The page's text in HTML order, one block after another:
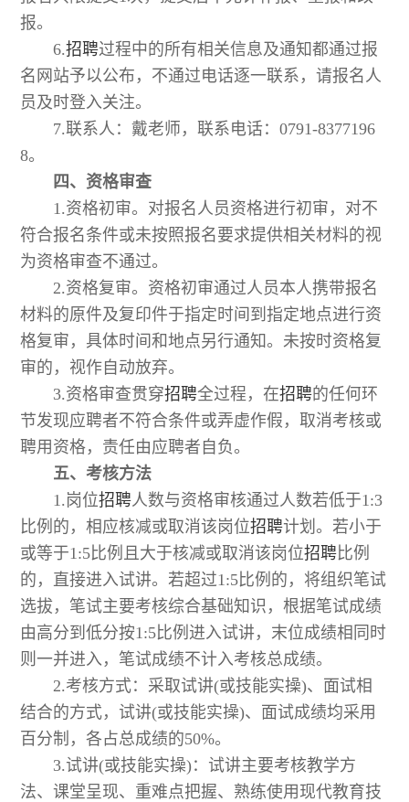
报。
6.招聘过程中的所有相关信息及通知都通过报
名网站予以公布，不通过电话逐一联系，请报名人
员及时登入关注。
7.联系人：戴老师，联系电话：0791-8377196
8。
四、资格审查
1.资格初审。对报名人员资格进行初审，对不
符合报名条件或未按照报名要求提供相关材料的视
为资格审查不通过。
2.资格复审。资格初审通过人员本人携带报名
材料的原件及复印件于指定时间到指定地点进行资
格复审，具体时间和地点另行通知。未按时资格复
审的，视作自动放弃。
3.资格审查贯穿招聘全过程，在招聘的任何环
节发现应聘者不符合条件或弄虚作假，取消考核或
聘用资格，责任由应聘者自负。
五、考核方法
1.岗位招聘人数与资格审核通过人数若低于1:3
比例的，相应核减或取消该岗位招聘计划。若小于
或等于1:5比例且大于核减或取消该岗位招聘比例
的，直接进入试讲。若超过1:5比例的，将组织笔试
选拔，笔试主要考核综合基础知识，根据笔试成绩
由高分到低分按1:5比例进入试讲，末位成绩相同时
则一并进入，笔试成绩不计入考核总成绩。
2.考核方式：采取试讲(或技能实操)、面试相
结合的方式，试讲(或技能实操)、面试成绩均采用
百分制，各占总成绩的50%。
3.试讲(或技能实操)：试讲主要考核教学方
法、课堂呈现、重难点把握、熟练使用现代教育技